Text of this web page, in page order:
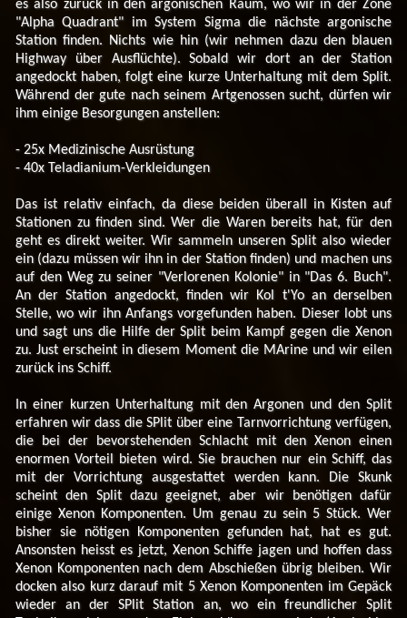
es also zurück in den argonischen Raum, wo wir in der Zone
"Alpha Quadrant" im System Sigma die nächste argonische
Station finden. Nichts wie hin (wir nehmen dazu den blauen
Highway über Ausflüchte). Sobald wir dort an der Station
angedockt haben, folgt eine kurze Unterhaltung mit dem Split.
Während der gute nach seinem Artgenossen sucht, dürfen wir
ihm einige Besorgungen anstellen:
- 25x Medizinische Ausrüstung
- 40x Teladianium-Verkleidungen
Das ist relativ einfach, da diese beiden überall in Kisten auf
Stationen zu finden sind. Wer die Waren bereits hat, für den
geht es direkt weiter. Wir sammeln unseren Split also wieder
ein (dazu müssen wir ihn in der Station finden) und machen uns
auf den Weg zu seiner "Verlorenen Kolonie" in "Das 6. Buch".
An der Station angedockt, finden wir Kol t'Yo an derselben
Stelle, wo wir ihn Anfangs vorgefunden haben. Dieser lobt uns
und sagt uns die Hilfe der Split beim Kampf gegen die Xenon
zu. Just erscheint in diesem Moment die MArine und wir eilen
zurück ins Schiff.
In einer kurzen Unterhaltung mit den Argonen und den Split
erfahren wir dass die SPlit über eine Tarnvorrichtung verfügen,
die bei der bevorstehenden Schlacht mit den Xenon einen
enormen Vorteil bieten wird. Sie brauchen nur ein Schiff, das
mit der Vorrichtung ausgestattet werden kann. Die Skunk
scheint den Split dazu geeignet, aber wir benötigen dafür
einige Xenon Komponenten. Um genau zu sein 5 Stück. Wer
bisher sie nötigen Komponenten gefunden hat, hat es gut.
Ansonsten heisst es jetzt, Xenon Schiffe jagen und hoffen dass
Xenon Komponenten nach dem Abschießen übrig bleiben. Wir
docken also kurz darauf mit 5 Xenon Komponenten im Gepäck
wieder an der SPlit Station an, wo ein freundlicher Split